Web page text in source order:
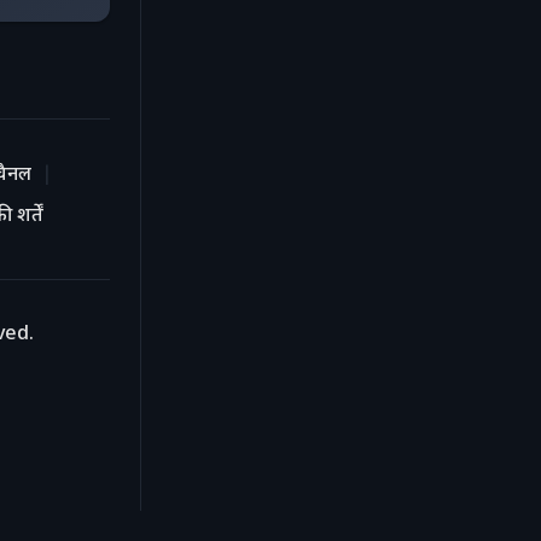
शर्तें